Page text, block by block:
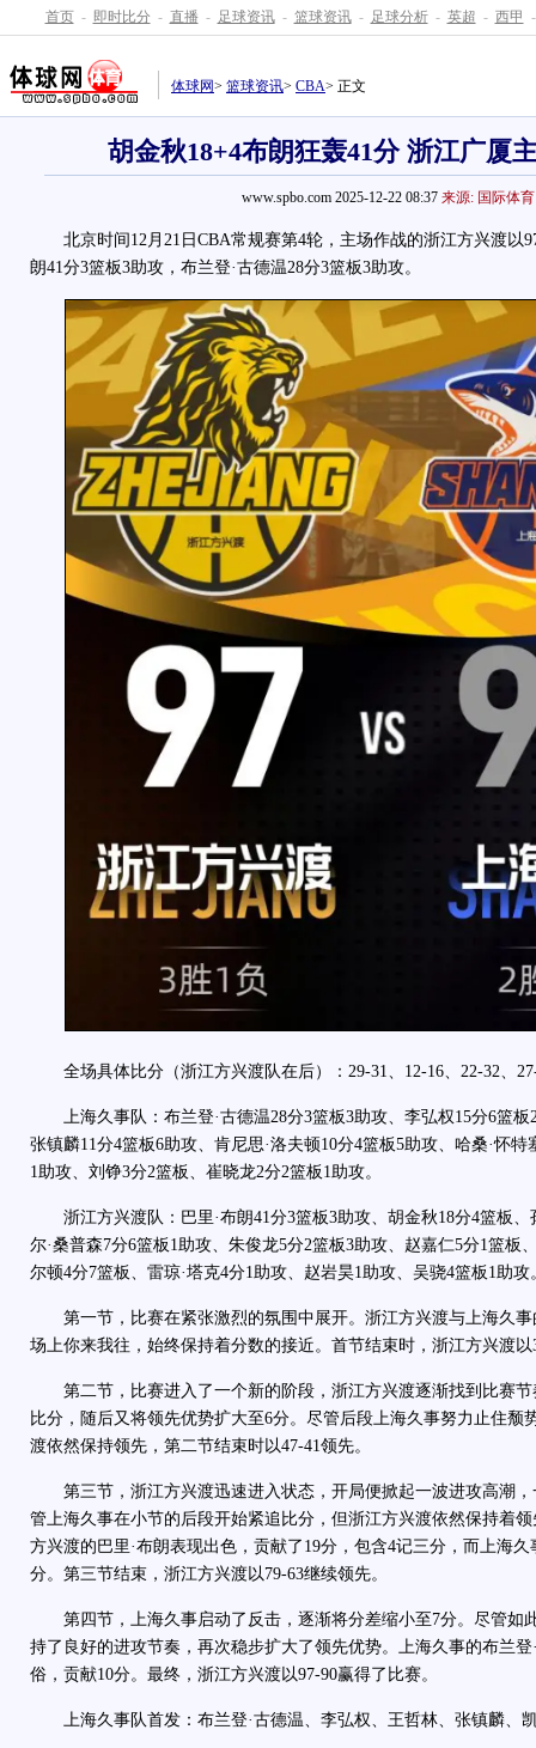
首页 - 即时比分 - 直播 - 足球资讯 - 篮球资讯 - 足球分析 - 英超 - 西甲 -
体球网> 篮球资讯> CBA> 正文
胡金秋18+4布朗狂轰41分 浙江广厦
www.spbo.com 2025-12-22 08:37 来源: 国际体育
北京时间12月21日CBA常规赛第4轮，主场作战的浙江方兴渡以
朗41分3篮板3助攻，布兰登·古德温28分3篮板3助攻。
全场具体比分（浙江方兴渡队在后）：29-31、12-16、22-32、
上海久事队：布兰登·古德温28分3篮板3助攻、李弘权15分6篮板
张镇麟11分4篮板6助攻、肯尼思·洛夫顿10分4篮板5助攻、哈桑·怀特
1助攻、刘铮3分2篮板、崔晓龙2分2篮板1助攻。
浙江方兴渡队：巴里·布朗41分3篮板3助攻、胡金秋18分4篮板、
尔·桑普森7分6篮板1助攻、朱俊龙5分2篮板3助攻、赵嘉仁5分1篮板
尔顿4分7篮板、雷琼·塔克4分1助攻、赵岩昊1助攻、吴骁4篮板1助攻
第一节，比赛在紧张激烈的氛围中展开。浙江方兴渡与上海久事
场上你来我往，始终保持着分数的接近。首节结束时，浙江方兴渡以
第二节，比赛进入了一个新的阶段，浙江方兴渡逐渐找到比赛节
比分，随后又将领先优势扩大至6分。尽管后段上海久事努力止住颓
渡依然保持领先，第二节结束时以47-41领先。
第三节，浙江方兴渡迅速进入状态，开局便掀起一波进攻高潮，
管上海久事在小节的后段开始紧追比分，但浙江方兴渡依然保持着
方兴渡的巴里·布朗表现出色，贡献了19分，包含4记三分，而上海久
分。第三节结束，浙江方兴渡以79-63继续领先。
第四节，上海久事启动了反击，逐渐将分差缩小至7分。尽管如
持了良好的进攻节奏，再次稳步扩大了领先优势。上海久事的布兰
俗，贡献10分。最终，浙江方兴渡以97-90赢得了比赛。
上海久事队首发：布兰登·古德温、李弘权、王哲林、张镇麟、